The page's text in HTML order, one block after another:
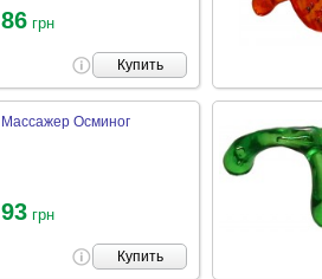
86 грн
Купить
Массажер Осминог
93 грн
Купить